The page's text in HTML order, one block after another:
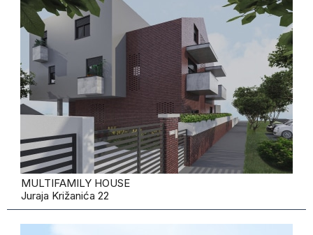
MULTIFAMILY HOUSE
Juraja Križanića 22